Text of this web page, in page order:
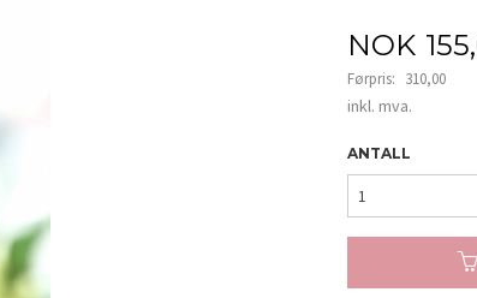
Tilbud
NOK
Førpris: 310,00
Rabatt
inkl. mva.
ANTALL